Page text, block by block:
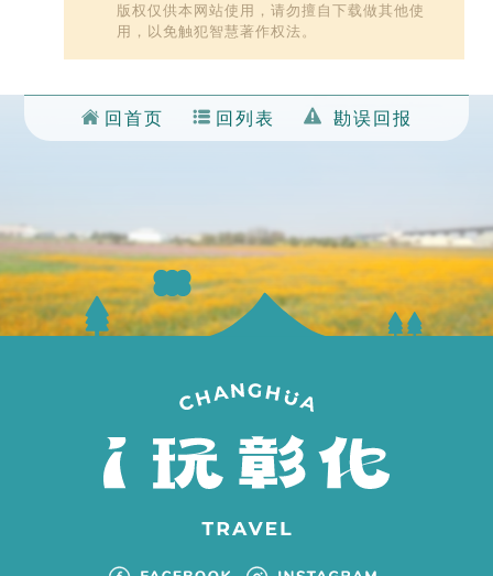
版权仅供本网站使用，请勿擅自下载做其他使
用，以免触犯智慧著作权法。
回首页 回列表 勘误回报